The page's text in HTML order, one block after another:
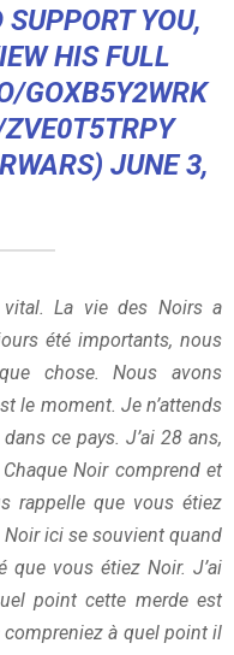
YOU,
HIS FULL
GOXB5Y2WRK
JUNE 3,
vital. La vie des Noirs a
été importants, nous
chose. Nous avons
le moment. Je n’attends
ce pays. J’ai 28 ans,
Noir comprend et
rappelle que vous étiez
ici se souvient quand
que vous étiez Noir. J’ai
point cette merde est
compreniez à quel point il